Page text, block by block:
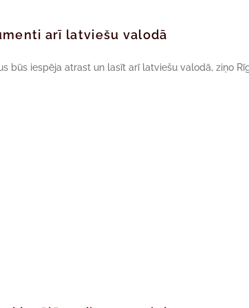
arī latviešu valodā
būs iespēja atrast un lasīt arī latviešu valodā, ziņo